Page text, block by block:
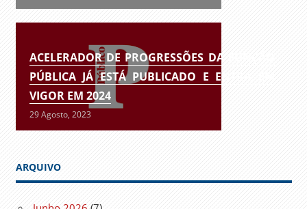
ACELERADOR DE PROGRESSÕES DA FUNÇÃO
PÚBLICA JÁ ESTÁ PUBLICADO E ENTRA EM
VIGOR EM 2024
29 Agosto, 2023
ARQUIVO